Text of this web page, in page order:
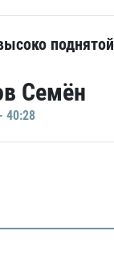
поднятой
Семён
40:28